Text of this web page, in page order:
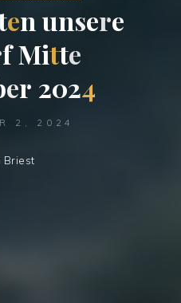
en unsere
fMitte
er 2024
2, 2024
Briest